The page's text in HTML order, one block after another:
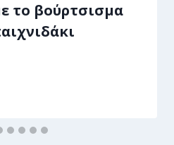
το βούρτσισμα